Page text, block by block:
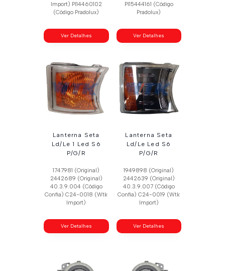
Import) Pl14460102
(Código Pradolux)
Ver Detalhes
Pl15444161 (Código
Pradolux)
Ver Detalhes
Lanterna Seta
Ld/Le 1 Led S6
P/G/R
1747981 (Original)
2442689 (Original)
40.3.9.004 (Código
Confia) C24-0018 (Wtk
Import)
Ver Detalhes
Lanterna Seta
Ld/Le Led S6
P/G/R
1949898 (Original)
2442639 (Original)
40.3.9.007 (Código
Confia) C24-0019 (Wtk
Import)
Ver Detalhes